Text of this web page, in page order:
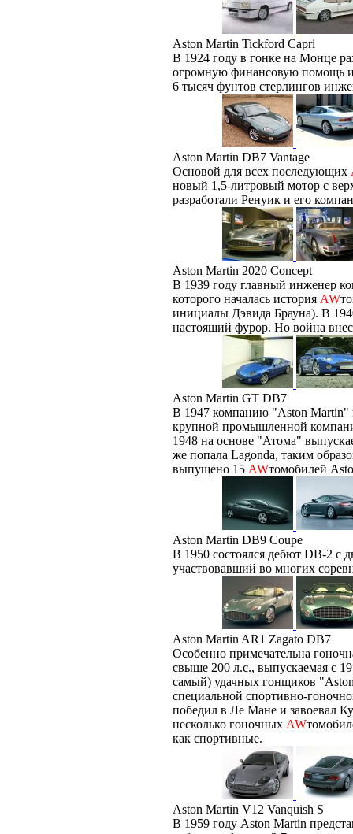
Aston Martin Tickford Capri
В 1924 году в гонке на Монце
огромную финансовую помощь
6 тысяч фунтов стерлингов
Aston Martin DB7 Vantage
Основой для всех последующих
новый 1,5-литровый мотор с
разработали Ренуик и его
Aston Martin 2020 Concept
В 1939 году главный инженер
которого началась история AW
инициалы Дэвида Брауна). В
настоящий фурор. Но война
Aston Martin GT DB7
В 1947 компанию "Aston Martin"
крупной промышленной
1948 на основе "Атома"
же попала Lagonda, таким
выпущено 15 AWтомобилей
Aston Martin DB9 Coupe
В 1950 состоялся дебют DB-2 с
участвовавший во многих
Aston Martin AR1 Zagato DB7
Особенно примечательна
свыше 200 л.с., выпускаемая с
самый) удачных гонщиков
специальной спортивно-
победил в Ле Мане и завоевал
несколько гоночных AW
как спортивные.
Aston Martin V12 Vanquish S
В 1959 году Aston Martin